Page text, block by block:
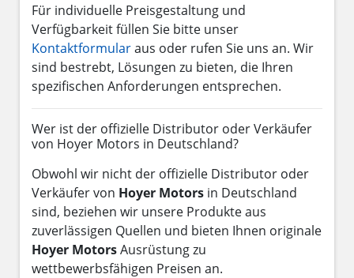
Für individuelle Preisgestaltung und
Verfügbarkeit füllen Sie bitte unser
Kontaktformularaus oder rufen Sie uns an. Wir
sind bestrebt, Lösungen zu bieten, die Ihren
spezifischen Anforderungen entsprechen.
Wer ist der offizielle Distributor oder Verkäufer
von Hoyer Motors in Deutschland?
Obwohl wir nicht der offizielle Distributor oder
Verkäufer von Hoyer Motors in Deutschland
sind, beziehen wir unsere Produkte aus
zuverlässigen Quellen und bieten Ihnen originale
Hoyer MotorsAusrüstung zu
wettbewerbsfähigen Preisen an.